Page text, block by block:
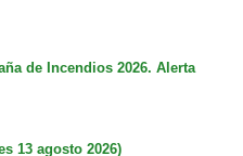
de Incendios 2026. Alerta
13 agosto 2026)